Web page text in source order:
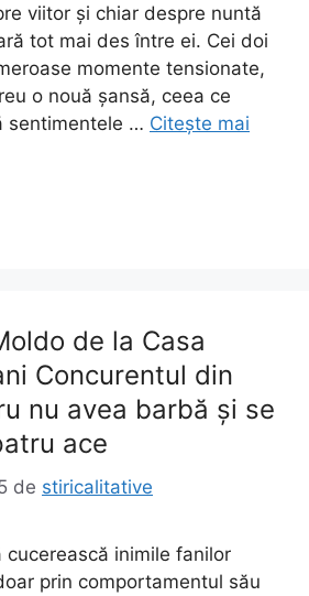
viitor și chiar despre nuntă
tot mai des între ei. Cei doi
momente tensionate,
o nouă șansă, ceea ce
sentimentele … Citește mai
de la Casa
Concurentul din
nu avea barbă și se
ace
de stiricalitative
cucerească inimile fanilor
prin comportamentul său